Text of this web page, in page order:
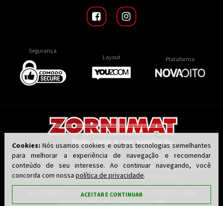
Segurança
Layout
Plataforma
Todas as regras, preços e promoções são válidas apenas para produtos vendidos
e entregues por nossa loja virtual zornimat.com.br, não válidos para as lojas
físicas. O preço válido será o da finalização da compra.
JMZ COMERCIO DE ARTIGOS PARA ESCRITORIO EIRELI ME | CNPJ:
Cookies: Nós usamos cookies e outras tecnologias semelhantes
para melhorar a experiência de navegação e recomendar
conteúdo de seu interesse. Ao continuar navegando, você
concorda com nossa política de privacidade.
ACEITAR E CONTINUAR